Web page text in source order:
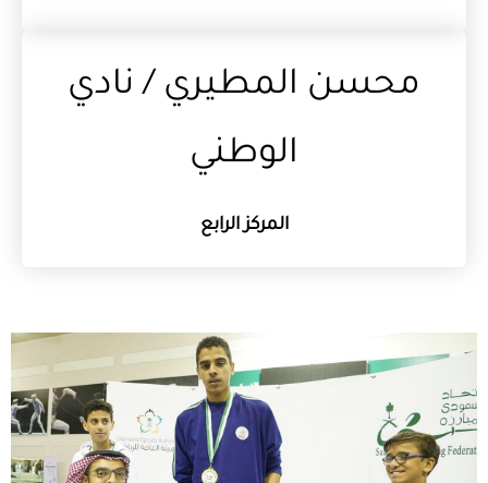
محسن المطيري / نادي
الوطني
المركز الرابع